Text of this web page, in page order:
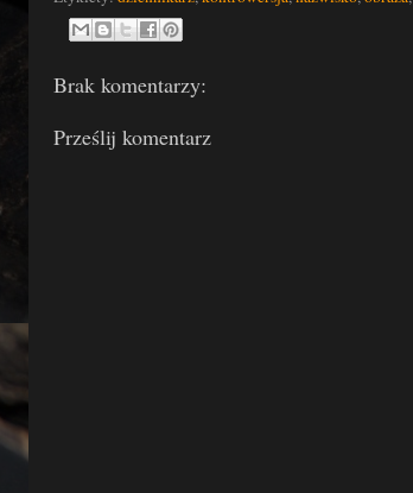
Brak komentarzy:
Prześlij komentarz